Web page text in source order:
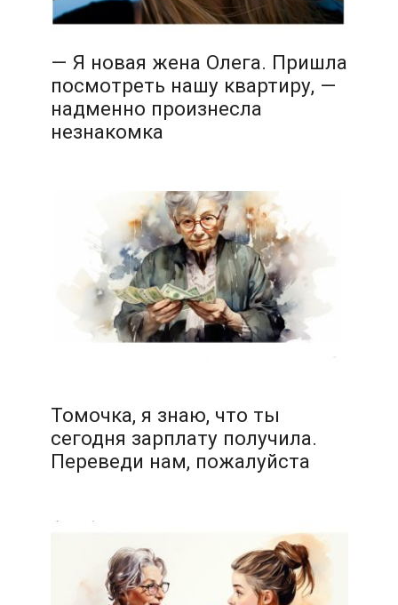
— Я новая жена Олега. Пришла
посмотреть нашу квартиру, —
надменно произнесла
незнакомка
Томочка, я знаю, что ты
сегодня зарплату получила.
Переведи нам, пожалуйста